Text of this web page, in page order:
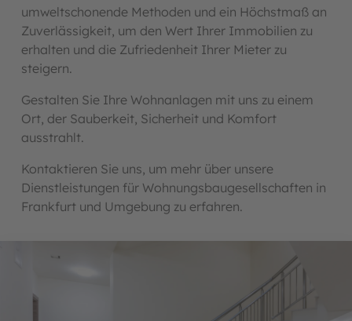
umweltschonende Methoden und ein Höchstmaß an
Zuverlässigkeit, um den Wert Ihrer Immobilien zu
erhalten und die Zufriedenheit Ihrer Mieter zu
steigern.
Gestalten Sie Ihre Wohnanlagen mit uns zu einem
Ort, der Sauberkeit, Sicherheit und Komfort
ausstrahlt.
Kontaktieren Sie uns, um mehr über unsere
Dienstleistungen für Wohnungsbaugesellschaften in
Frankfurt und Umgebung zu erfahren.